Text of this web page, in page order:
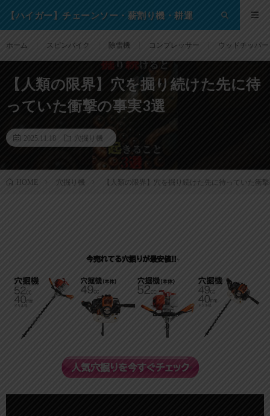
【ハイガー】チェーンソー・薪割り機・耕運
ホーム スピンバイク 除雪機 コンプレッサー ウッドチッパー
【人類の限界】穴を掘り続けた先に待
っていた衝撃の事実3選
2025.11.18 穴掘り機
HOME 穴掘り機 【人類の限界】穴を掘り続けた先に待っていた衝